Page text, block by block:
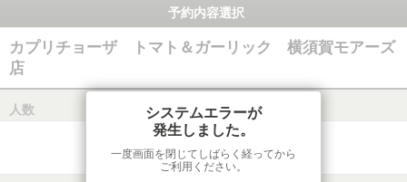
予約内容選択
カプリチョーザ トマト＆ガーリック 横須賀モアーズ
店
人数
システムエラーが
発生しました。
一度画面を閉じてしばらく経ってから
ご利用ください。